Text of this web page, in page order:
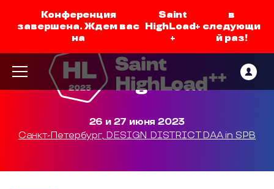
Конференция
завершена. Ждем вас
на
Saint
HighLoad+
+
в
следующи
й раз!
26 и 27 июня 2023
Санкт-Петербург, DESIGN DISTRICT DAA in SPB